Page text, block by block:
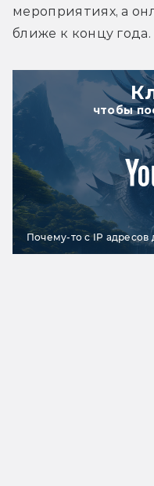
мероприятиях, а
ближе к концу года.
чтобы
Почему-то с IP адресов